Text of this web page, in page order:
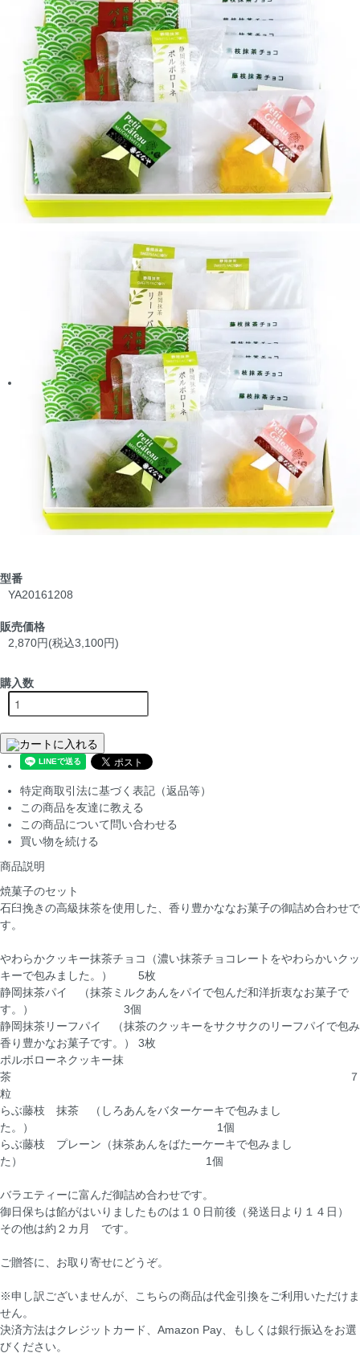
型番
YA20161208
販売価格
2,870円(税込3,100円)
購入数
カートに入れる
特定商取引法に基づく表記（返品等）
この商品を友達に教える
この商品について問い合わせる
買い物を続ける
商品説明
焼菓子のセット
石臼挽きの高級抹茶を使用した、香り豊かななお菓子の御詰め合わせで
す。
やわらかクッキー抹茶チョコ（濃い抹茶チョコレートをやわらかいクッ
キーで包みました。） 5枚
静岡抹茶パイ （抹茶ミルクあんをパイで包んだ和洋折衷なお菓子で
す。） 3個
静岡抹茶リーフパイ （抹茶のクッキーをサクサクのリーフパイで包み
香り豊かなお菓子です。） 3枚
ポルボローネクッキー抹
茶 ７
粒
らぶ藤枝 抹茶 （しろあんをバターケーキで包みまし
た。） 1個
らぶ藤枝 プレーン（抹茶あんをばたーケーキで包みまし
た） 1個
バラエティーに富んだ御詰め合わせです。
御日保ちは餡がはいりましたものは１０日前後（発送日より１４日）
その他は約２カ月 です。
ご贈答に、お取り寄せにどうぞ。
※申し訳ございませんが、こちらの商品は代金引換をご利用いただけま
せん。
決済方法はクレジットカード、Amazon Pay、もしくは銀行振込をお選
びください。